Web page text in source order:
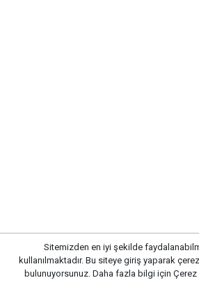
Sitemizden en iyi şekilde
kullanılmaktadır. Bu siteye giriş yaparak
bulunuyorsunuz. Daha fazla bilgi için Çerez